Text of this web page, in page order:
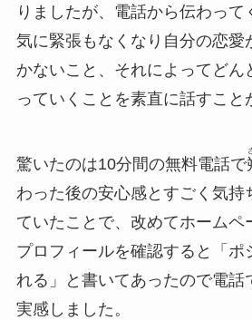
りましたが、電話から伝わって
気に緊張もなくなり自分の恋愛
かないこと、それによってどん
っていくことを素直に話すこと
驚いたのは10分間の無料電話で
わった後の安心感とすごく気持
ていたことで、 改めてホームペ
プロフィールを確認すると「ポ
れる」と書いてあったので電話
実感しました。